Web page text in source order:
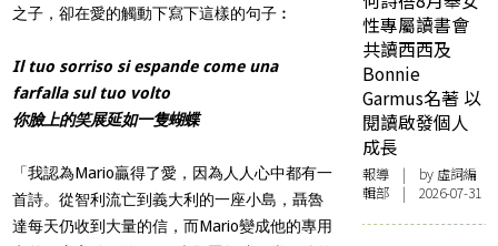
之子，卻在愛的觸動下寫下這樣的句子︰
Il tuo sorriso si espande come una
farfalla sul tuo volto
你臉上的笑展延如一隻蝴蝶
「我認為Mario贏得了愛，因為人人心中都有一
首詩。從智利流亡到義大利的一座小島，聶魯
達每天仍收到大量的信，而Mario變成他的專用
性專屬讀書會
共讀西西及
Bonnie
Garmus名著 以
閱讀啟發個人
成長
報導 | by 虛詞編
輯部 | 2026-07-31